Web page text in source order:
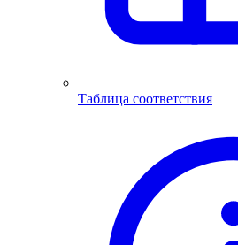
Таблица соответствия